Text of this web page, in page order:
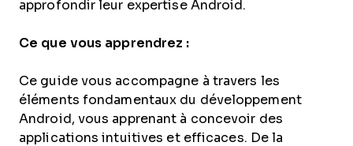
approfondir leur expertise Android.
Ce que vous apprendrez :
Ce guide vous accompagne à travers les
éléments fondamentaux du développement
Android, vous apprenant à concevoir des
applications intuitives et efficaces. De la